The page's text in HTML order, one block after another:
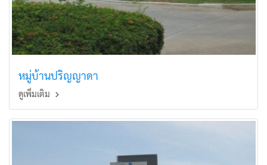
หมู่บ้านปริญญาดา
ดูเพิ่มเติม